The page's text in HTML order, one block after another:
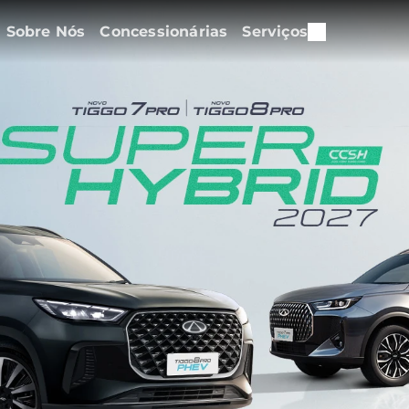
Sobre Nós Concessionárias Serviços